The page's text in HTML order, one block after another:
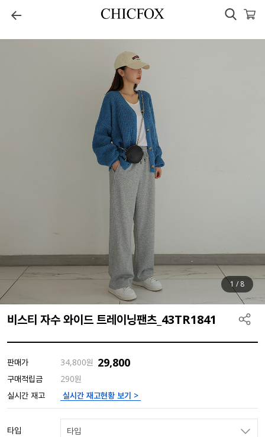
1 / 8
비스티 자수 와이드 트레이닝팬츠_43TR1841
판매가 34,800원 29,800
구매적립금
290원
실시간 재고
실시간 재고현황 보기 >
타입 타입